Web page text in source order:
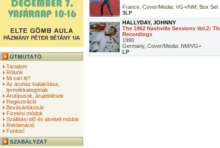
Tartalom
Rólunk
Mi van itt?
Az áruház kialakítása,
termékkategóriák
Árutípusok, árujelölések
Regisztráció
Bevásárlókosár
Fizetési módok
Szállítási idő és átvételi módok
Reklamáció
Fontos!
France, Cover/Media: VG+/NM, Box Set
3LP
HALLYDAY, JOHNNY
The 1962 Nashville Sessions Vol.2:
Recordings
1990
Germany, Cover/Media: NM/VG+
LP